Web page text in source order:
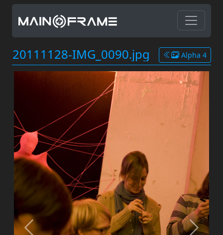
20111128-IMG_0090.jpg Alpha 4